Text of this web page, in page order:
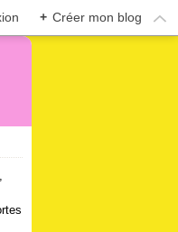
+ Créer mon blog